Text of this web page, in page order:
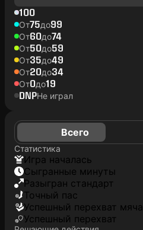
100
От75до99
От60до74
От50до59
От35до49
От20до34
От0до19
DNPНе играл
Всего
Статистика
игра началась
сыгранные минуты
разыгран стандарт
точный пас
успешный перехват мяча
успешный перехват